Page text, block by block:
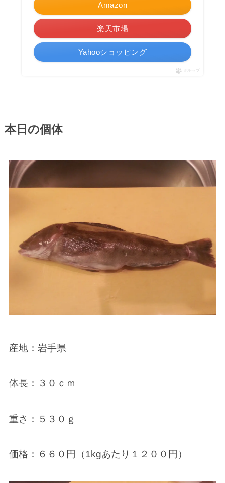
Amazon
楽天市場
Yahooショッピング
ポチップ
本日の個体
産地：岩手県
体長：３０ｃｍ
重さ：５３０ｇ
価格：６６０円（1kgあたり１２００円）